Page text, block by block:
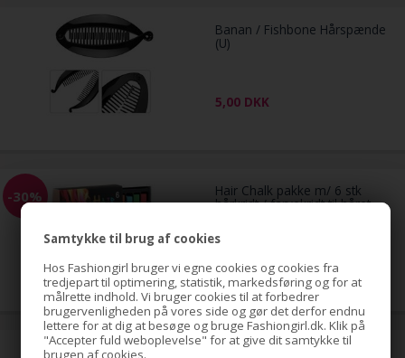
Samtykke til brug af cookies
Hos Fashiongirl bruger vi egne cookies og cookies fra
tredjepart til optimering, statistik, markedsføring og for at
målrette indhold. Vi bruger cookies til at forbedrer
brugervenligheden på vores side og gør det derfor endnu
lettere for at dig at besøge og bruge Fashiongirl.dk. Klik på
"Accepter fuld weboplevelse" for at give dit samtykke til
brugen af cookies.
Banan / Fishbone Hårspænde
(U)
5,00 DKK
-30% Hair Chalk pakke m/ 6 stk
hårkridt / farvekridt til håret
99,00
69,00DKK
Negletape til flotte nail art